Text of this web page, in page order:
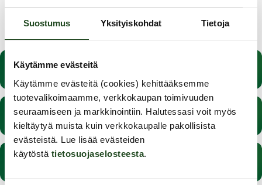
Suostumus Yksityiskohdat Tietoja
Käytämme evästeitä
Käytämme evästeitä (cookies) kehittääksemme
tuotevalikoimaamme, verkkokaupan toimivuuden
seuraamiseen ja markkinointiin. Halutessasi voit myös
kieltäytyä muista kuin verkkokaupalle pakollisista
evästeistä. Lue lisää evästeiden
käytöstä tietosuojaselosteesta.
Vaikuttavatko feromonit parin valintaan?
Lääkkeiden vaikutus seksuaalitoimintoihin
Miten mies vietellään?